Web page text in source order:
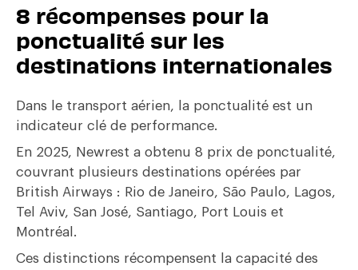
8 récompenses pour la
ponctualité sur les
destinations internationales
Dans le transport aérien, la ponctualité est un
indicateur clé de performance.
En 2025, Newrest a obtenu 8 prix de ponctualité,
couvrant plusieurs destinations opérées par
British Airways : Rio de Janeiro, São Paulo, Lagos,
Tel Aviv, San José, Santiago, Port Louis et
Montréal.
Ces distinctions récompensent la capacité des